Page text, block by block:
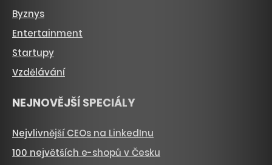
Byznys
Entertainment
Startupy
Vzdělávání
NEJNOVĚJŠÍ SPECIÁLY
Nejvlivnější CEOs na LinkedInu
100 největších e-shopů v Česku